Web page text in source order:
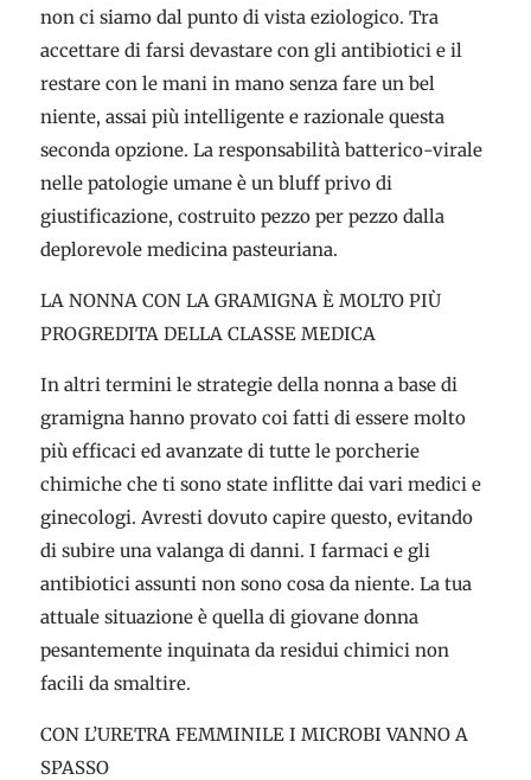
non ci siamo dal punto di vista eziologico. Tra
accettare di farsi devastare con gli antibiotici e il
restare con le mani in mano senza fare un bel
niente, assai più intelligente e razionale questa
seconda opzione. La responsabilità batterico-virale
nelle patologie umane è un bluff privo di
giustificazione, costruito pezzo per pezzo dalla
deplorevole medicina pasteuriana.
LA NONNA CON LA GRAMIGNA È MOLTO PIÙ
PROGREDITA DELLA CLASSE MEDICA
In altri termini le strategie della nonna a base di
gramigna hanno provato coi fatti di essere molto
più efficaci ed avanzate di tutte le porcherie
chimiche che ti sono state inflitte dai vari medici e
ginecologi. Avresti dovuto capire questo, evitando
di subire una valanga di danni. I farmaci e gli
antibiotici assunti non sono cosa da niente. La tua
attuale situazione è quella di giovane donna
pesantemente inquinata da residui chimici non
facili da smaltire.
CON L’URETRA FEMMINILE I MICROBI VANNO A
SPASSO